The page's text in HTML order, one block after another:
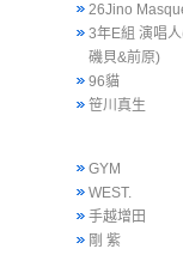
26Jino
3年E組 演唱
磯貝&前原)
96貓
笹川真生
GYM
WEST.
手越增田
剛 紫